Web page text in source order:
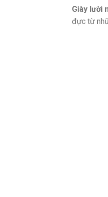
Giày lười
đực từ